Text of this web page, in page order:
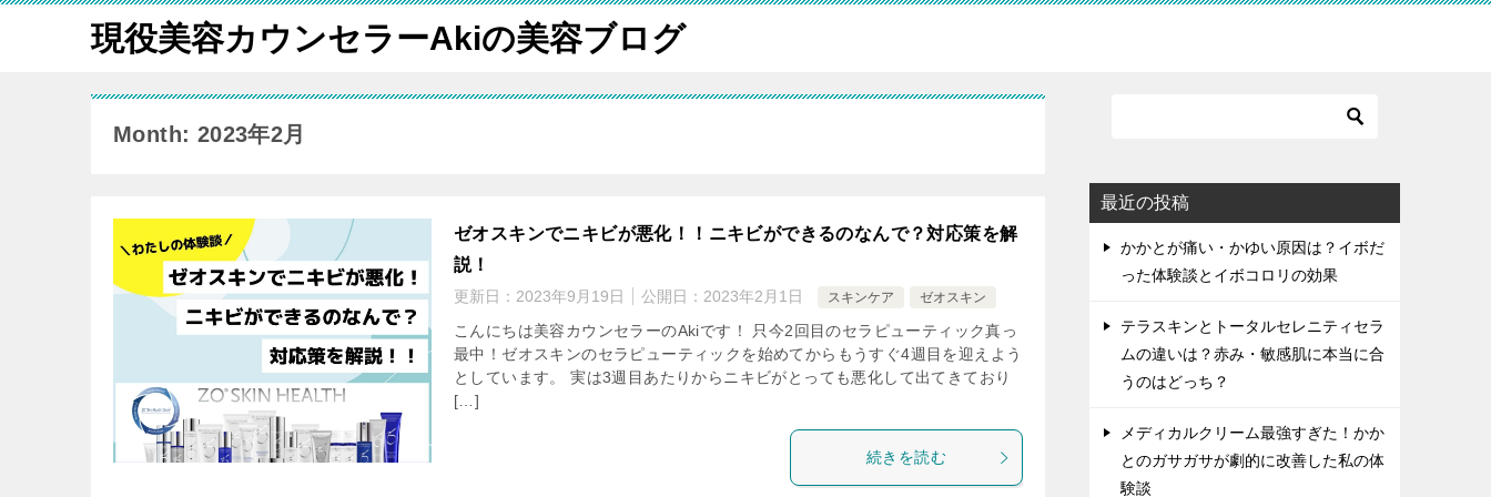
現役美容カウンセラーAkiの美容ブログ
Month: 2023年2月
ゼオスキンでニキビが悪化！！ニキビができるのなんで？対応策を解
説！
更新日： 2023年9月19日 公開日： 2023年2月1日 スキンケア ゼオスキン
こんにちは美容カウンセラーのAkiです！ 只今2回目のセラピューティック真っ
最中！ゼオスキンのセラピューティックを始めてからもうすぐ4週目を迎えよう
としています。 実は3週目あたりからニキビがとっても悪化して出てきており
[…]
続きを読む
最近の投稿
かかとが痛い・かゆい原因は？イボだ
った体験談とイボコロリの効果
テラスキンとトータルセレニティセラ
ムの違いは？赤み・敏感肌に本当に合
うのはどっち？
メディカルクリーム最強すぎた！かか
とのガサガサが劇的に改善した私の体
験談